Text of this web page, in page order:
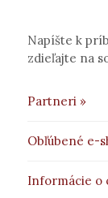
Napíšte k
zdieľajte na
Partneri »
Obľúbené e-
Informácie o